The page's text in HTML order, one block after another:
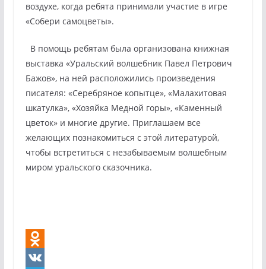
воздухе, когда ребята принимали участие в игре
«Собери самоцветы».
В помощь ребятам была организована книжная
выставка «Уральский волшебник Павел Петрович
Бажов», на ней расположились произведения
писателя: «Серебряное копытце», «Малахитовая
шкатулка», «Хозяйка Медной горы», «Каменный
цветок» и многие другие. Приглашаем все
желающих познакомиться с этой литературой,
чтобы встретиться с незабываемым волшебным
миром уральского сказочника.
O